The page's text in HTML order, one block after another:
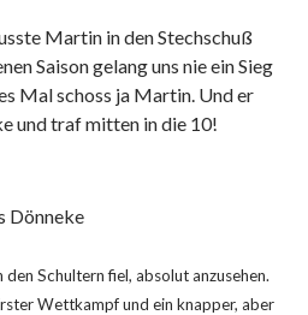
Martin in den Stechschuß
Saison gelang uns nie ein Sieg
Mal schoss ja Martin. Und er
und traf mitten in die 10!
Dönneke
Schultern fiel, absolut anzusehen.
Wettkampf und ein knapper, aber